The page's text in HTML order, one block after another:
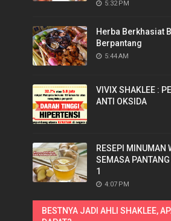
5:32 PM
Herba Berkhasiat
Berpantang
5:44 AM
VIVIX SHAKLEE :
ANTI OKSIDA
RESEPI MINUMAN
SEMASA
1
4:07 PM
BESTNYA JADI AHLI SHAKLEE,